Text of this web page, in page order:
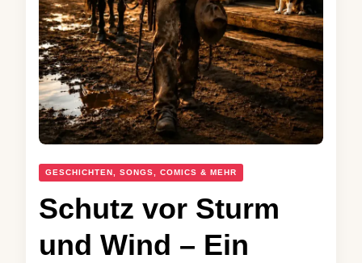
GESCHICHTEN, SONGS, COMICS & MEHR
Schutz vor Sturm
und Wind – Ein